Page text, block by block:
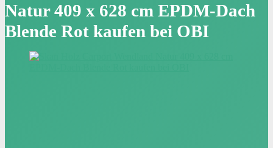
Natur 409 x 628 cm EPDM-Dach
Blende Rot kaufen bei OBI